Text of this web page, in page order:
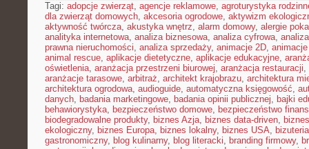
Tagi: adopcje zwierząt, agencje reklamowe, agroturystyka
dla zwierząt domowych, akcesoria ogrodowe, aktywizm
aktywność twórcza, akustyka wnętrz, alarm domowy, alergie
analityka internetowa, analiza biznesowa, analiza cyfrowa,
prawna nieruchomości, analiza sprzedaży, animacje 2D,
animal rescue, aplikacje dietetyczne, aplikacje edukacyjne,
oświetlenia, aranżacja przestrzeni biurowej, aranżacja restauracji,
aranżacje tarasowe, arbitraż, architekt krajobrazu, architektura
architektura ogrodowa, audioguide, automatyczna księgowość,
danych, badania marketingowe, badania opinii publicznej, bajki
behawiorystyka, bezpieczeństwo domowe, bezpieczeństwo
biodegradowalne produkty, biznes Azja, biznes data-driven,
ekologiczny, biznes Europa, biznes lokalny, biznes USA,
gastronomiczny, blog kulinarny, blog literacki, branding firmowy,